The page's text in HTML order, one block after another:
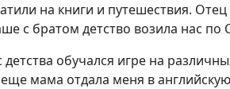
на книги и путешествия. Отец
с братом детство возила нас по
обучался игре на
мама отдала меня в